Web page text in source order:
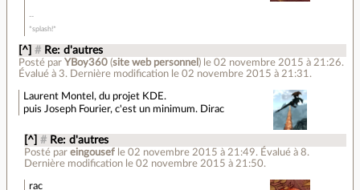
*splash!*
[^] # Re: d'autres
Posté parYBoy360 (site web personnel ) le 02 novembre 2015 à 21:26.
Évalué à 3. Dernière modification le 02 novembre 2015 à 21:31.
Laurent Montel, du projet KDE.
puis Joseph Fourier, c'est un minimum. Dirac
[^] # Re: d'autres
Posté par eingousef le 02 novembre 2015 à 21:49. Évalué à 8.
Dernière modification le 02 novembre 2015 à 21:50.
rac